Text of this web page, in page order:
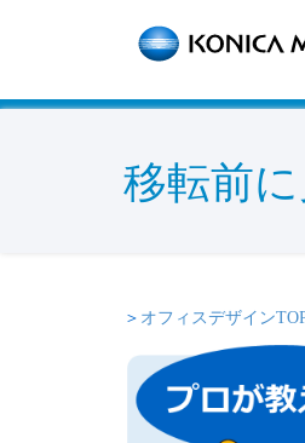
移転前
＞ オフィスデザイン